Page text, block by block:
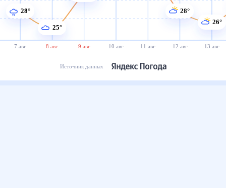
7 авг 8 авг 9 авг 10 авг 11 авг 12 авг 13 авг
28°
25°
28°
26°
Источник данных